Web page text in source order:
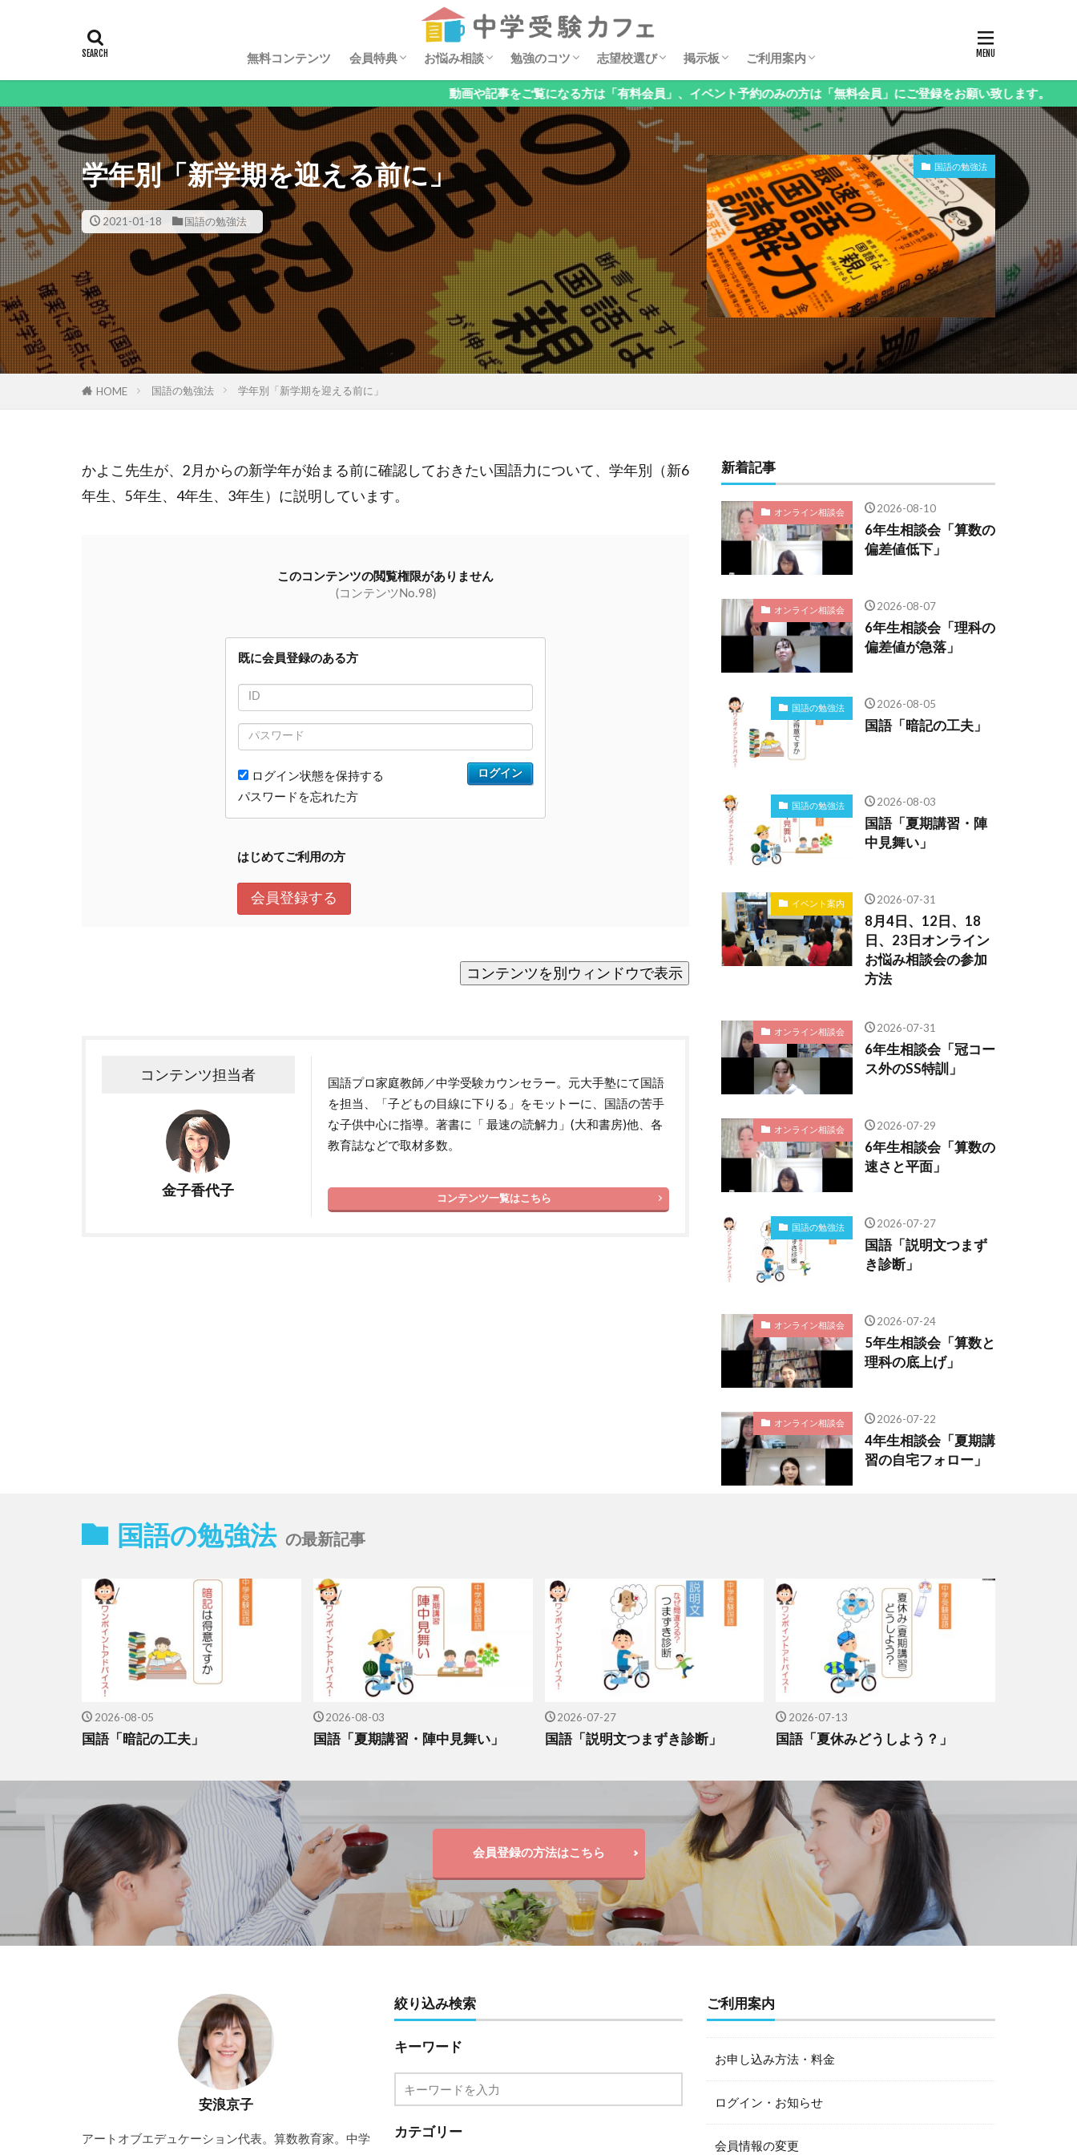
無料コンテンツ 会員特典
ダウンロード特典
お悩み相談
安浪京子メッセージ
オンライン相談会
お悩みQ&A
勉強のコツ
算数の勉強法
親子でチェック！基礎の穴見つけ
国語の勉強法
理科の勉強法
公立中高一貫校の対策
オススメ学習漫画
志望校選び
過去問分析
中学・高校レポート
掲示板
掲示板パスコード
6年生保護者向け相談会
5年生保護者向け相談会
4年生保護者向け相談会
低学年（3年生以下）保護者向け相談会
お子様向け相談会
「関西・地方受験」保護者向け相談会
「国語」保護者向け相談会
「理科」保護者向け相談会
「公立中高一貫校」保護者向け相談会
「メンタル」保護者向け相談会
「その他」保護者向け相談会
ご利用案内
お申し込み方法・料金
ログイン・お知らせ
会員情報の変更
課金停止と退会の方法
ご利用方法Q&A
ログアウト
動画や記事をご覧になる方は「有料会員」、イベント予約のみの方は「無料会員」にご登録をお願い致します。
学年別「新学期を迎える前に」
2021-01-18 国語の勉強法
国語の勉強法
HOME 国語の勉強法 学年別「新学期を迎える前に」
かよこ先生が、2月からの新学年が始まる前に確認しておきたい国語力について、学年別（新6
年生、5年生、4年生、3年生）に説明しています。
コンテンツ担当者
金子香代子
国語プロ家庭教師／中学受験カウンセラー。元大手塾にて国語
を担当、「子どもの目線に下りる」をモットーに、国語の苦手
な子供中心に指導。著書に「 最速の読解力」(大和書房)他、各
教育誌などで取材多数。
コンテンツ一覧はこちら
新着記事
オンライン相談会 2026-08-10
6年生相談会「算数の
偏差値低下」
オンライン相談会 2026-08-07
6年生相談会「理科の
偏差値が急落」
国語の勉強法 2026-08-05
国語「暗記の工夫」
国語の勉強法 2026-08-03
国語「夏期講習・陣
中見舞い」
イベント案内 2026-07-31
8月4日、12日、18
日、23日オンライン
お悩み相談会の参加
方法
オンライン相談会 2026-07-31
6年生相談会「冠コー
ス外のSS特訓」
オンライン相談会 2026-07-29
6年生相談会「算数の
速さと平面」
国語の勉強法 2026-07-27
国語「説明文つまず
き診断」
オンライン相談会 2026-07-24
5年生相談会「算数と
理科の底上げ」
オンライン相談会 2026-07-22
4年生相談会「夏期講
習の自宅フォロー」
国語の勉強法 の最新記事
2026-08-05
国語「暗記の工夫」
2026-08-03
国語「夏期講習・陣中見舞い」
2026-07-27
国語「説明文つまずき診断」
2026-07-13
国語「夏休みどうしよう？」
会員登録の方法はこちら
安浪京子
アートオブエデュケーション代表。算数教育家。中学
絞り込み検索
キーワード
カテゴリー
ご利用案内
お申し込み方法・料金
ログイン・お知らせ
会員情報の変更
セミナー動画
ダウンロード特典
イベント案内安浪京子メッセージ
オンライン相談会
お悩みQ&A 算数の勉強法
親子でチェック！基礎の穴見つけ
国語の勉強法
理科の勉強法
公立中高一貫校の対策
オススメ学習漫画
検索